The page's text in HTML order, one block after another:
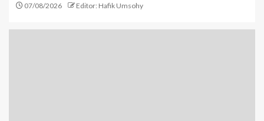
07/08/2026 Editor: Hafik Umsohy